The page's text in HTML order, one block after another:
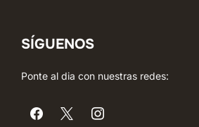
SÍGUENOS
Ponte al dia con nuestras redes: